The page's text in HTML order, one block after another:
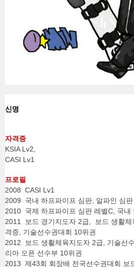
신명
자격증
KSIA Lv2,
CASI Lv1
프로필
2008 CASI Lv1
2009 국내 하프파이프 심판, 알파인 심판
2010 국제 하프파이프 심판 레벨C, 국내
2011 보드 경기지도자 2급, 보드 생활체
격증, 기술선수권대회 10위권
2012 보드 생활체육지도자 2급, 기술선
리아 오픈 선수부 10위권
2013 제43회 회장배 전국선수권대회 보